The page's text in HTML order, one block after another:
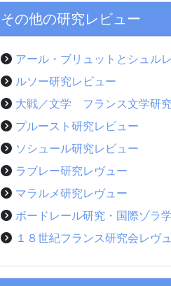
その他の研究レビュー
アール・ブリュットとシュル
ルソー研究レビュー
大戦／文学 フランス文学研
プルースト研究レビュー
ソシュール研究レビュー
ラブレー研究レヴュー
マラルメ研究レヴュー
ボードレール研究・国際ゾラ
１８世紀フランス研究会レヴ